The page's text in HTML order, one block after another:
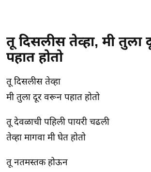
तू दिसलीस तेव्हा, मी तुला
पहात होतो
तू दिसलीस तेव्हा
मी तुला दूर वरून पहात होतो
तू देवळाची पहिली पायरी चढली
तेव्हा मागवा मी घेत होतो
तू नतमस्तक होऊन